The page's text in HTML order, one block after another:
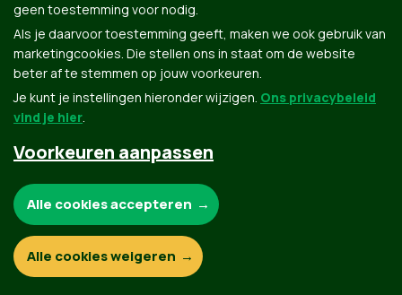
© Copyright Groen 2026 | Gemaakt metNationBuilder
geen toestemming voor nodig.
Als je daarvoor toestemming geeft, maken we ook gebruik van
marketingcookies. Die stellen ons in staat om de website
beter af te stemmen op jouw voorkeuren.
Je kunt je instellingen hieronder wijzigen. Ons privacybeleid
vind je hier.
Voorkeuren aanpassen
Functionele en analytische cookies:
Alle cookies accepteren
Alle cookies weigeren